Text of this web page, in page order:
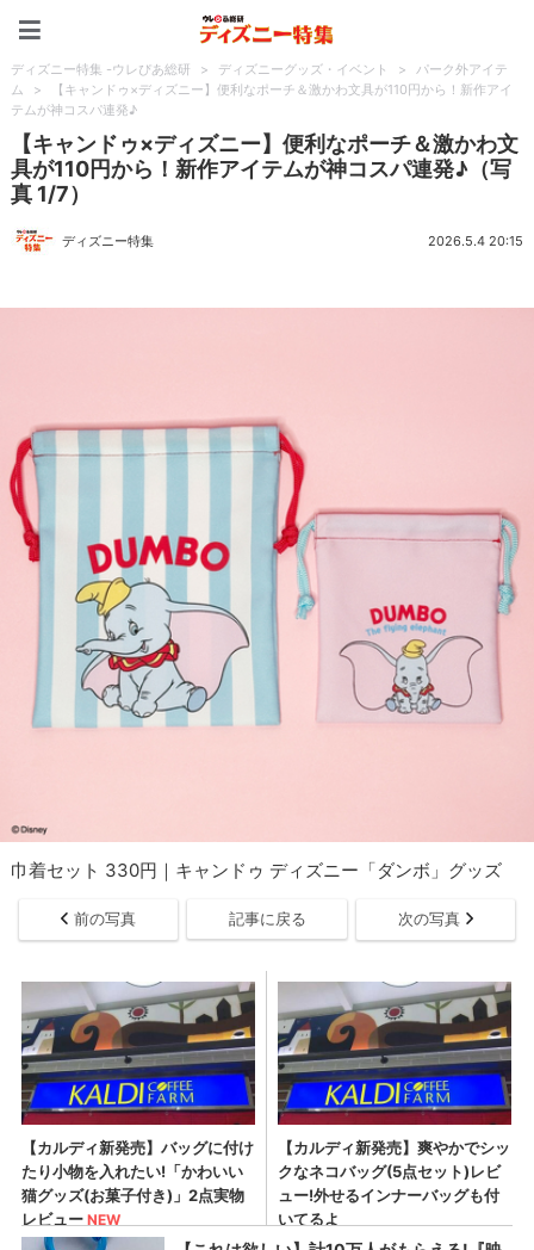
ディズニー特集 -ウレぴあ総研 > ディズニーグッズ・イベント >
パーク外アイテ
ム
>
【キャンドゥ×ディズニー】便利なポーチ＆激かわ文具が110円から！新作アイ
テムが神コスパ連発♪
【キャンドゥ×ディズニー】便利なポーチ＆激かわ文
具が110円から！新作アイテムが神コスパ連発♪（写
真 1/7）
ディズニー特集 2026.5.4 20:15
巾着セット 330円｜キャンドゥ ディズニー「ダンボ」グッズ
前の写真 記事に戻る 次の写真